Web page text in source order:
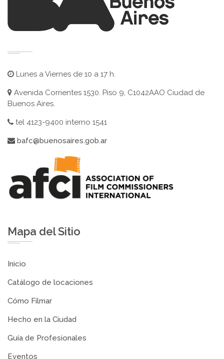
Lunes a Viernes de 10 a 17 h.
Avenida Corrientes 1530. Piso 9, C1042AAO Ciudad de
Buenos Aires.
tel 4123-9400 interno 1541
bafc@buenosaires.gob.ar
Mapa del Sitio
Inicio
Catálogo de locaciones
Cómo Filmar
Hecho en la Ciudad
Guía de Profesionales
Eventos